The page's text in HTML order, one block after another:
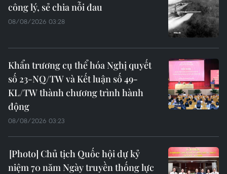
công lý, sẻ chia nỗi đau
08/08/2026 03:28
Khẩn trương cụ thể hóa Nghị quyết
số 23-NQ/TW và Kết luận số 49-
KL/TW thành chương trình hành
động
08/08/2026 03:23
Chủ tịch Quốc hội dự kỷ
niệm 70 năm Ngày truyền thống lực